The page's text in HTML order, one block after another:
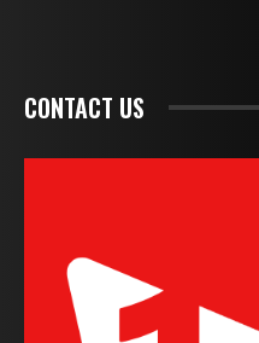
CONTACT US